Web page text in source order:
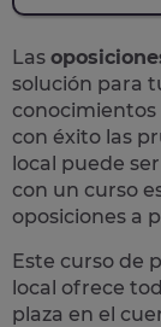
Las
solución para
conocimientos
con éxito las
local puede
con un curso
oposiciones a
Este curso de
local ofrece
plaza en el